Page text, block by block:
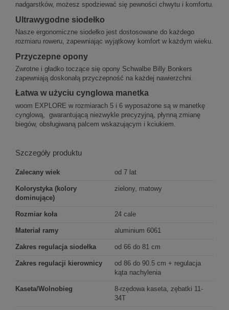
nadgarstków, możesz spodziewać się pewności chwytu i komfortu.
Ultrawygodne siodełko
Nasze ergonomiczne siodełko jest dostosowane do każdego
rozmiaru roweru, zapewniając wyjątkowy komfort w każdym wieku.
Przyczepne opony
Zwrotne i gładko toczące się opony Schwalbe Billy Bonkers
zapewniają doskonałą przyczepność na każdej nawierzchni.
Łatwa w użyciu cynglowa manetka
woom EXPLORE w rozmiarach 5 i 6 wyposażone są w manetkę
cynglową, gwarantującą niezwykle precyzyjną, płynną zmianę
biegów, obsługiwaną palcem wskazującym i kciukiem.
Szczegóły produktu
Zalecany wiek od 7 lat
Kolorystyka (kolory
dominujące)
zielony, matowy
Rozmiar koła 24 cale
Materiał ramy aluminium 6061
Zakres regulacja siodełka od 66 do 81 cm
Zakres regulacji kierownicy
od 86 do 90.5 cm + regulacja
kąta nachylenia
Kaseta/Wolnobieg
8-rzędowa kaseta, zębatki 11-
34T